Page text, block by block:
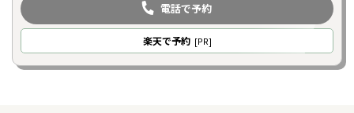
電話で予約
楽天で予約 [PR]